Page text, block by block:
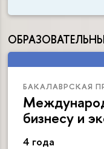
БАКАЛАВРСКАЯ
бизнесу и
4 года